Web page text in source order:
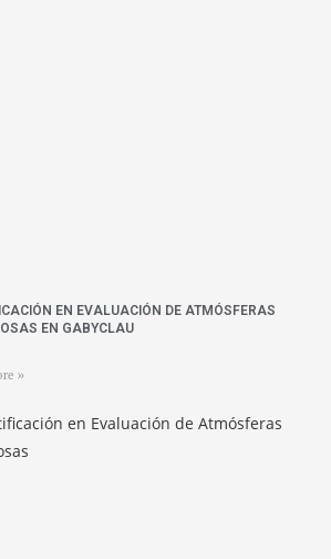
EN EVALUACIÓN DE ATMÓSFERAS
EN GABYCLAU
»